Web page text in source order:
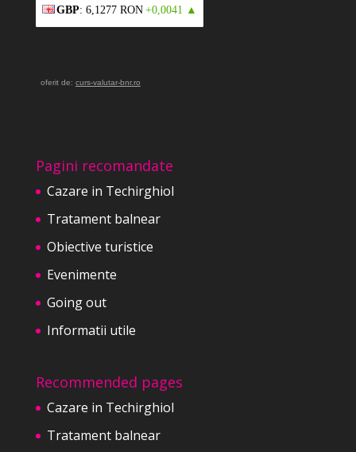
GBP: 6,1277 RON +0,0041 ▲
oferit de: curs-valutar-bnr.ro
Pagini recomandate
Cazare in Techirghiol
Tratament balnear
Obiective turistice
Evenimente
Going out
Informatii utile
Recommended pages
Cazare in Techirghiol
Tratament balnear